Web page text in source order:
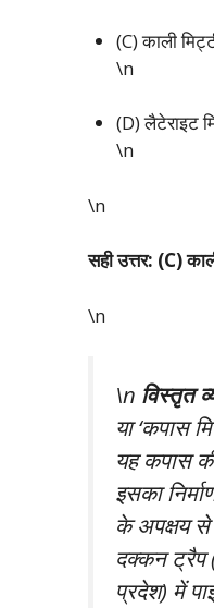
(C) काली
\n
(D) लैटेराइट
\n
\n
सही उत्तर: (C)
\n
\n विस्तृत
या ‘कपास
यह कपास
इसका
के अपक्षय
दक्कन ट्रैप
प्रदेश) में